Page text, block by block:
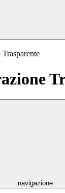
navigazione